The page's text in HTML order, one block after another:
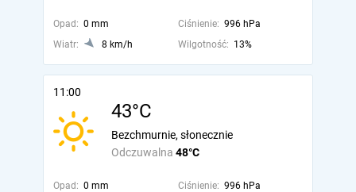
Opad: 0 mm Ciśnienie: 996 hPa
Wiatr:
8 km/h Wilgotność: 13%
11:00
43°C
Odczuwalna 48°C
Bezchmurnie, słonecznie
Opad: 0 mm Ciśnienie: 996 hPa